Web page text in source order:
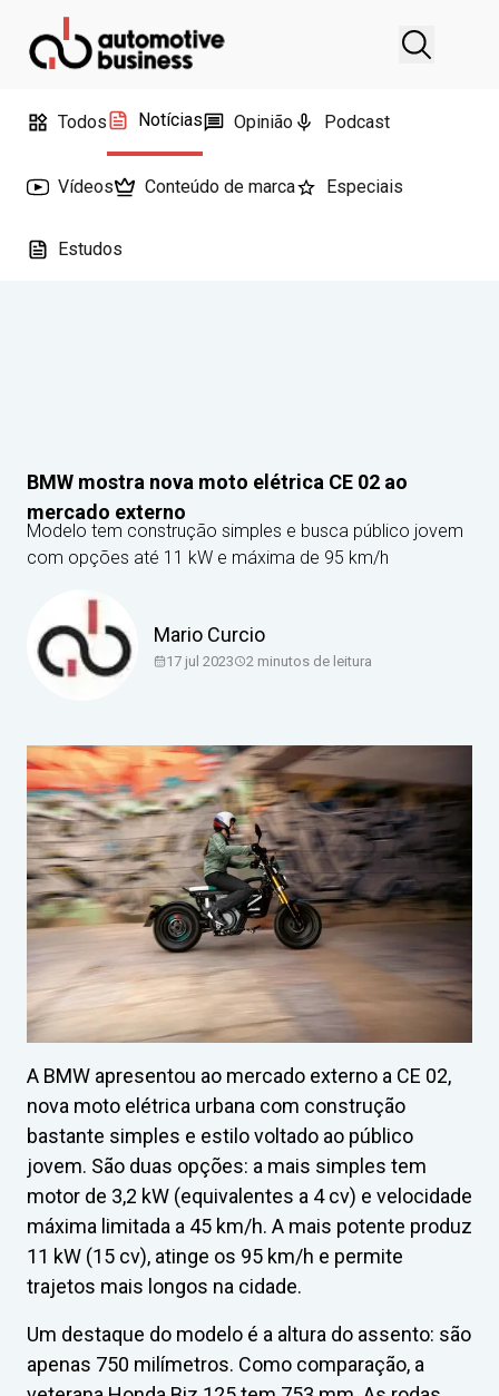
Todos Notícias Opinião Podcast
Vídeos Conteúdo de marca Especiais
Estudos
BMW mostra nova moto elétrica CE 02 ao
mercado externo
Modelo tem construção simples e busca público jovem
com opções até 11 kW e máxima de 95 km/h
Mario Curcio
17 jul 2023 2 minutos de leitura
A BMW apresentou ao mercado externo a CE 02,
nova moto elétrica urbana com construção
bastante simples e estilo voltado ao público
jovem. São duas opções: a mais simples tem
motor de 3,2 kW (equivalentes a 4 cv) e velocidade
máxima limitada a 45 km/h. A mais potente produz
11 kW (15 cv), atinge os 95 km/h e permite
trajetos mais longos na cidade.
Um destaque do modelo é a altura do assento: são
apenas 750 milímetros. Como comparação, a